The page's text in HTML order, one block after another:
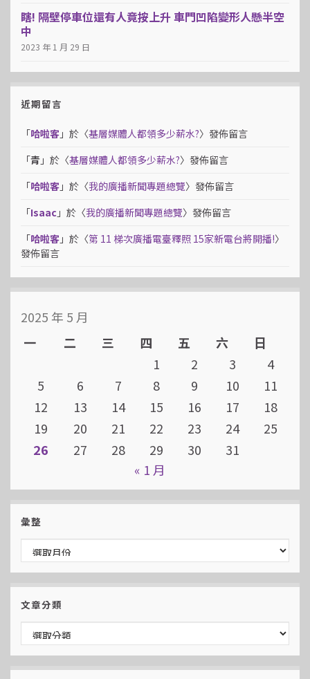
瞎! 隔壁停車位還有人竟按上升 車門凹陷變形人懸半空
中
2023 年 1 月 29 日
近期留言
「哈啦客 」於〈基層媒體人都領多少薪水?〉發佈留言
「青 」於〈基層媒體人都領多少薪水?〉發佈留言
「哈啦客 」於〈我的廣播新聞專題總覽〉發佈留言
「Isaac 」於〈我的廣播新聞專題總覽〉發佈留言
「哈啦客 」於〈第 11 梯次廣播電臺釋照 15家新電台將開播!〉
發佈留言
2025 年 5 月
一
二 三 四 五 六
日
1
2 3
4
5
6 7 8 9 10
11
12
13 14 15 16 17
18
19
20 21 22 23 24
25
26
27 28 29 30
31
« 1 月
彙整
彙整
文章分類
文章分類